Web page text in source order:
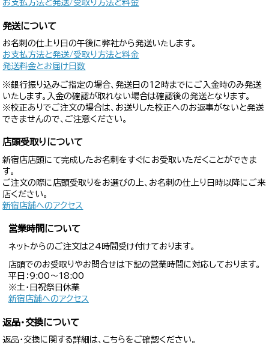
お支払方法と発送/受取り方法と料金
発送について
お名刺の仕上り日の午後に弊社から発送いたします。
お支払方法と発送/受取り方法と料金
発送料金とお届け日数
※銀行振り込みご指定の場合、発送日の12時までにご入金時のみ発送
いたします。入金の確認が取れない場合は確認後の発送となります。
※校正ありでご注文の場合は、お送りした校正へのお返事がないと発送
できませんので、ご注意ください。
店頭受取りについて
新宿店店頭にて完成したお名刺をすぐにお受取いただくことができま
す。
ご注文の際に店頭受取りをお選びの上、お名刺の仕上り日時以降にご来
店ください。
新宿店舗へのアクセス
営業時間について
ネットからのご注文は24時間受け付けております。
店頭でのお受取りやお問合せは下記の営業時間に対応しております。
平日：9:00〜18:00
※土・日祝祭日休業
新宿店舗へのアクセス
返品・交換について
返品・交換に関する詳細は、こちらをご確認ください。